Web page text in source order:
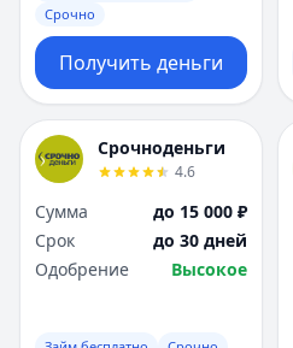
Срочно
Получить деньги
Срочноденьги
4.6
Сумма
до 15 000 ₽
Срок
до 30 дней
Одобрение
Высокое